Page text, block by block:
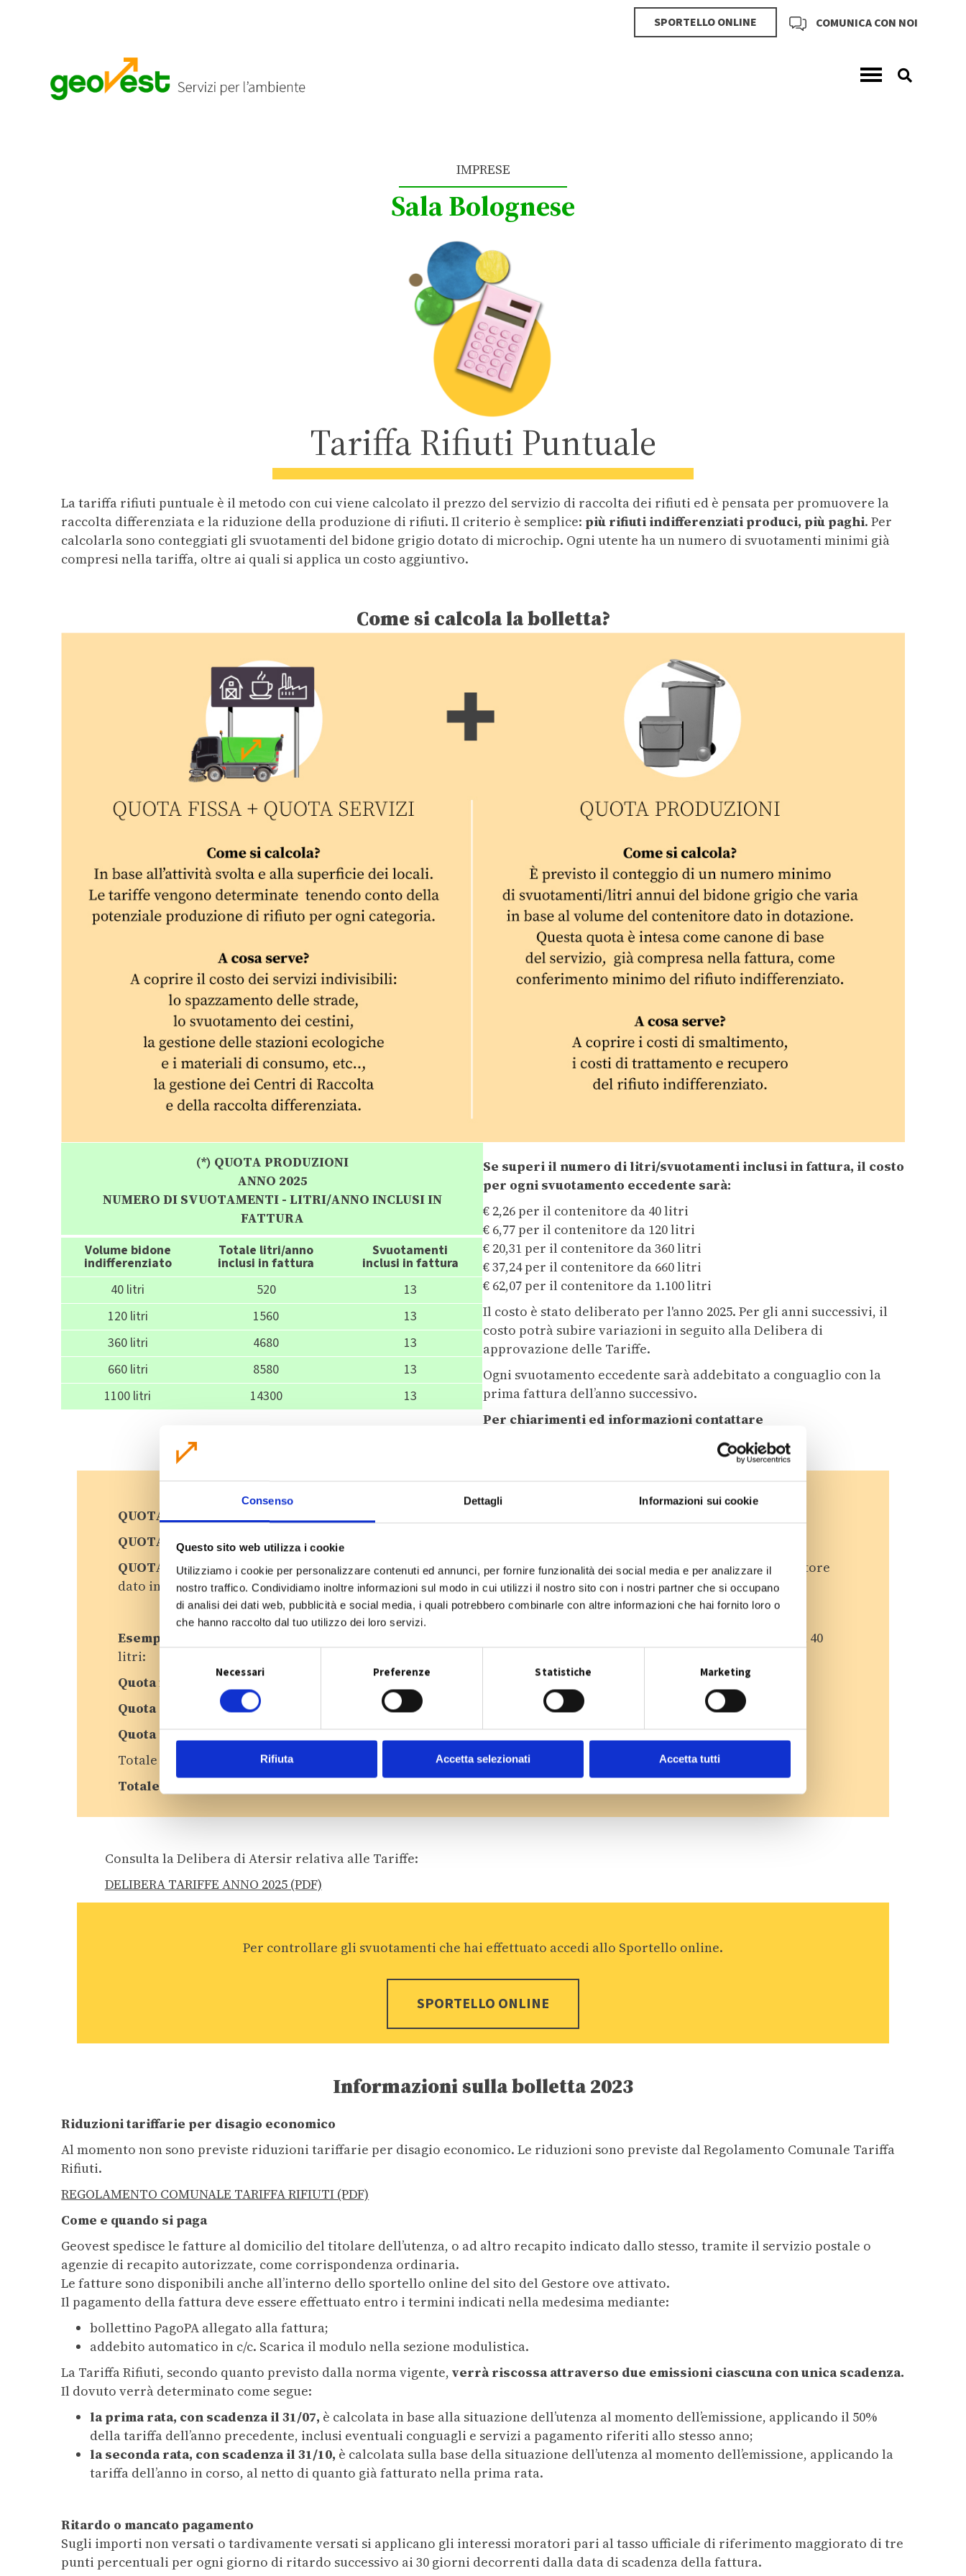
Consenso Dettagli Informazioni sui cookie
Questo sito web utilizza i cookie
Utilizziamo i cookie per personalizzare contenuti ed annunci, per fornire funzionalità dei social media e per analizzare il
nostro traffico. Condividiamo inoltre informazioni sul modo in cui utilizzi il nostro sito con i nostri partner che si occupano
di analisi dei dati web, pubblicità e social media, i quali potrebbero combinarle con altre informazioni che hai fornito loro o
che hanno raccolto dal tuo utilizzo dei loro servizi.
l
e
c
o
Necessari Preferenze Statistiche Marketing
Rifiuta Accetta selezionati Accetta tutti
COMUNICA CON NOI
SPORTELLO ONLINE
IMPRESE
Sala Bolognese
Tariffa Rifiuti Puntuale
La tariffa rifiuti puntuale è il metodo con cui viene calcolato il prezzo del servizio di raccolta dei rifiuti ed è pensata per promuovere la
raccolta differenziata e la riduzione della produzione di rifiuti. Il criterio è semplice: più rifiuti indifferenziati produci, più paghi. Per
calcolarla sono conteggiati gli svuotamenti del bidone grigio dotato di microchip. Ogni utente ha un numero di svuotamenti minimi già
compresi nella tariffa, oltre ai quali si applica un costo aggiuntivo.
Come si calcola la bolletta?
(*) QUOTA PRODUZIONI
ANNO 2025
NUMERO DI SVUOTAMENTI - LITRI/ANNO INCLUSI IN
FATTURA
Volume bidone
indifferenziato
Totale litri/anno
inclusi in fattura
Svuotamenti
inclusi in fattura
40 litri
520
13
120 litri
1560
13
360 litri
4680
13
660 litri
8580
13
1100 litri
14300 13
Se superi il numero di litri/svuotamenti inclusi in fattura, il costo
per ogni svuotamento eccedente sarà:
€ 2,26 per il contenitore da 40 litri
€ 6,77 per il contenitore da 120 litri
€ 20,31 per il contenitore da 360 litri
€ 37,24 per il contenitore da 660 litri
€ 62,07 per il contenitore da 1.100 litri
Il costo è stato deliberato per l'anno 2025. Per gli anni successivi, il
costo potrà subire variazioni in seguito alla Delibera di
approvazione delle Tariffe.
Ogni svuotamento eccedente sarà addebitato a conguaglio con la
prima fattura dell’anno successivo.
Per chiarimenti ed informazioni contattare
QUOTA FISSA
QUOTA SERVIZIO: la quota è deliberata annualmente e va moltiplicata per la superficie dei locali.
QUOTA PRODUZIONI (*): la quota è deliberata annualmente e va moltiplicata per il totale litri/anno del contenitore
dato in dotazione.
Esempio calcolo della tariffa rifiuti -
Anno 2025, un ufficio (categoria 11) di mq. 50 che utilizza un contenitore da 40
litri:
Quota fissa
: € 0,542277 X mq. 50 =
Quota servizi
: € 4,960715 X mq. 50 =
€ 248,04
Quota produzioni:€ 0,0564289 x 520 litri/anno =€ 29,34
Totale Imponibile tariffa = € 27,11 + € 248,04 + € 29,34 = € 304,49
Totale tariffa:
Consulta la Delibera di Atersir relativa alle Tariffe:
DELIBERA TARIFFE ANNO 2025 (PDF)
Per controllare gli svuotamenti che hai effettuato accedi allo Sportello online.
SPORTELLO ONLINE
Informazioni sulla bolletta 2023
Riduzioni tariffarie per disagio economico
Al momento non sono previste riduzioni tariffarie per disagio economico. Le riduzioni sono previste dal Regolamento Comunale Tariffa
Rifiuti.
REGOLAMENTO COMUNALE TARIFFA RIFIUTI (PDF)
Come e quando si paga
Geovest spedisce le fatture al domicilio del titolare dell’utenza, o ad altro recapito indicato dallo stesso, tramite il servizio postale o
agenzie di recapito autorizzate, come corrispondenza ordinaria.
Le fatture sono disponibili anche all’interno dello sportello online del sito del Gestore ove attivato.
Il pagamento della fattura deve essere effettuato entro i termini indicati nella medesima mediante:
bollettino PagoPA allegato alla fattura;
addebito automatico in c/c. Scarica il modulo nella sezione modulistica.
La Tariffa Rifiuti, secondo quanto previsto dalla norma vigente,verrà riscossa attraverso due emissioni ciascuna con unica scadenza.
Il dovuto verrà determinato come segue:
la prima rata, con scadenza il 31/07, è calcolata in base alla situazione dell’utenza al momento dell’emissione, applicando il 50%
della tariffa dell’anno precedente, inclusi eventuali conguagli e servizi a pagamento riferiti allo stesso anno;
la seconda rata, con scadenza il 31/10, è calcolata sulla base della situazione dell’utenza al momento dell’emissione, applicando la
tariffa dell’anno in corso, al netto di quanto già fatturato nella prima rata.
Ritardo o mancato pagamento
Sugli importi non versati o tardivamente versati si applicano gli interessi moratori pari al tasso ufficiale di riferimento maggiorato di tre
punti percentuali per ogni giorno di ritardo successivo ai 30 giorni decorrenti dalla data di scadenza della fattura.